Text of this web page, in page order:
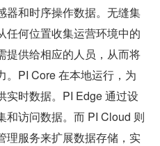
器和时序操作数据。无缝集
任何位置收集运营环境中的
提供给相应的人员，从而将
。PI Core 在本地运行，为
实时数据。PI Edge 通过设
和访问数据。而 PI Cloud 则
理服务来扩展数据存储，实